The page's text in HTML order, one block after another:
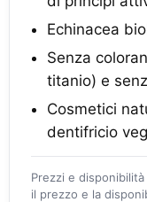
Echinacea
Senza
titanio) e
Cosmetici
dentifricio
Prezzi e
il prezzo e la